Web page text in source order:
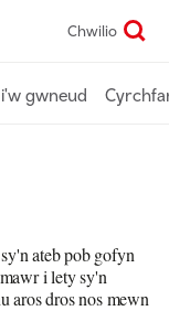
home Chwilio
gwneud
ateb pob gofyn
i lety sy'n
aros dros nos mewn